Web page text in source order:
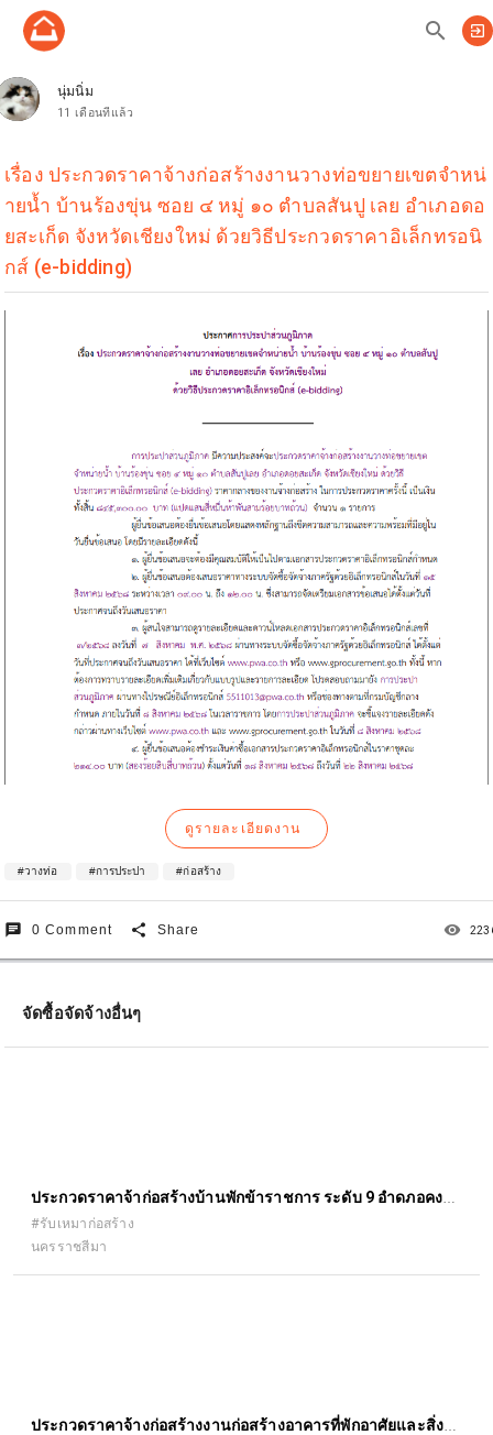
search exit_to_app
นุ่มนิ่ม
11 เดือนที่แล้ว
เรื่อง ประกวดราคาจ้างก่อสร้างงานวางท่อขยายเขตจำหน่
ายน้ำ บ้านร้องขุ่น ซอย ๔ หมู่ ๑๐ ตำบลสันปู เลย อำเภอดอ
ยสะเก็ด จังหวัดเชียงใหม่ ด้วยวิธีประกวดราคาอิเล็กทรอนิ
กส์ (e-bidding)
ดูรายละเอียดงาน
#วางท่อ #การประปา #ก่อสร้าง
chat 0 Comment share Share remove_red_eye
จัดซื้อจัดจ้างอื่นๆ
ประกวดราคาจ้าก่อสร้างบ้านพักข้าราชการ ระดับ 9 อำดภอคง
จังหวัดนครราชสีมา
#รับเหมาก่อสร้าง
นครราชสีมา
ประกวดราคาจ้างก่อสร้างงานก่อสร้างอาคารที่พักอาศัยและสิ่ง